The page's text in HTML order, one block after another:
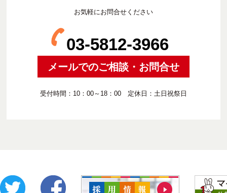
お気軽にお問合せください
03-5812-3966
メールでのご相談・お問合せ
受付時間：10：00～18：00 定休日：土日祝祭日